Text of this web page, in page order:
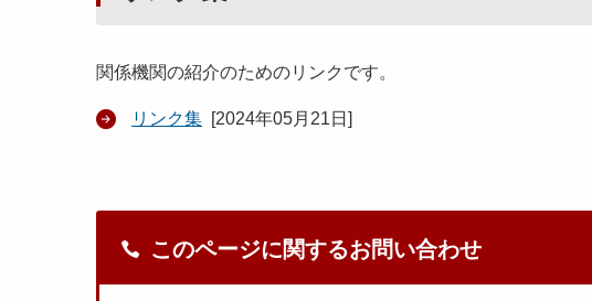
関係機関の紹介のためのリンクです。
リンク集 [2024年05月21日 ]
このページに関するお問い合わせ